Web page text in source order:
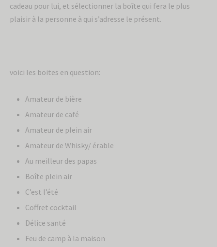
cadeau pour lui, et sélectionner la boîte qui fera le plus
plaisir à la personne à qui s’adresse le présent.
voici les boites en question:
Amateur de bière
Amateur de café
Amateur de plein air
Amateur de Whisky/ érable
Au meilleur des papas
Boîte plein air
C’est l’été
Coffret cocktail
Délice santé
Feu de camp à la maison